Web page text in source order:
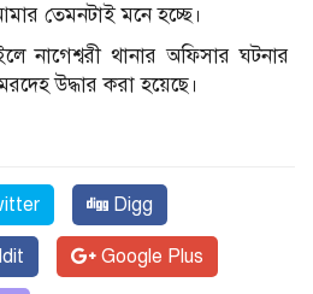
তেমনটাই মনে হচ্ছে।
নাগেশ্বরী থানার অফিসার ঘটনার
উদ্ধার করা হয়েছে।
Digg
Google Plus